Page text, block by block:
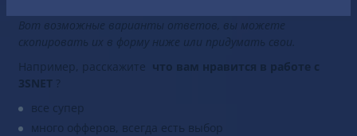
Вот возможные варианты ответов, вы можете
скопировать их в форму ниже или придумать свои.
Например, расскажите что вам нравится в работе с
3SNET ?
все супер
много офферов, всегда есть выбор